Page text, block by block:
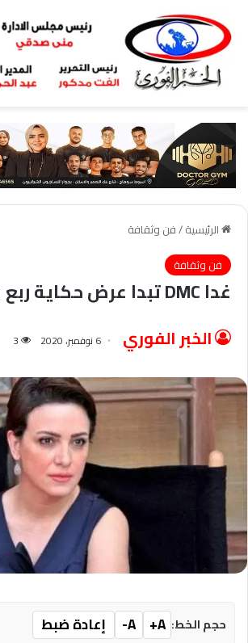
الرئيسية/فن وثقافة
فن وثقافة
غدا DMC تبدا عرض حكاية ربع قيراط
الخبر الفوري 6 نوفمبر، 2020 3
حجم الخط: A+
A-
إعادة ضبط